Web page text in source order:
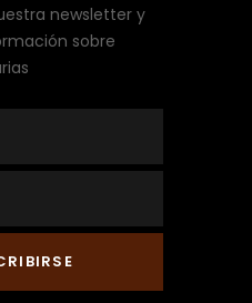
newsletter y
sobre